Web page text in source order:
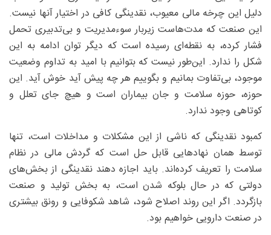
دلیل این چرخه مالی معیوب، نقدینگی کافی در اختیار آنها نیست.
این صنعت که مدت‌هاست زیربار سوءمدیریت و بی‌تدبیری تحمل
فشار کرده، به نقطه‌ای رسیده است که دیگر توان ادامه به این
شکل را ندارد. این‌طور نیست که بتوانیم با امید به تداوم وضعیت
موجود، بی‌تفاوت بمانیم و بگوییم هر چه پیش آید خوش آید. این
حوزه، حوزه سلامت و جان بیماران است و هیچ جای تعلل و
کوتاهی وجود ندارد.
کمبود نقدینگی که ناشی از این مشکلات و مداخلات است، تنها
توسط همان نهادهایی قابل حل است که گردش مالی در نظام
سلامت را تعریف کرده‌اند. باید اجازه دهند نقدینگی از بخش‌های
دولتی که در حال بلوکه شدن است، به بخش تولید و صنعت
بازگردد. اگر این روند اصلاح شود، شاهد شکوفایی و رونق بیشتری
در صنعت دارویی خواهیم بود.